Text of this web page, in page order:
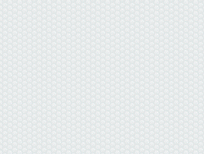
данные отсутствуют